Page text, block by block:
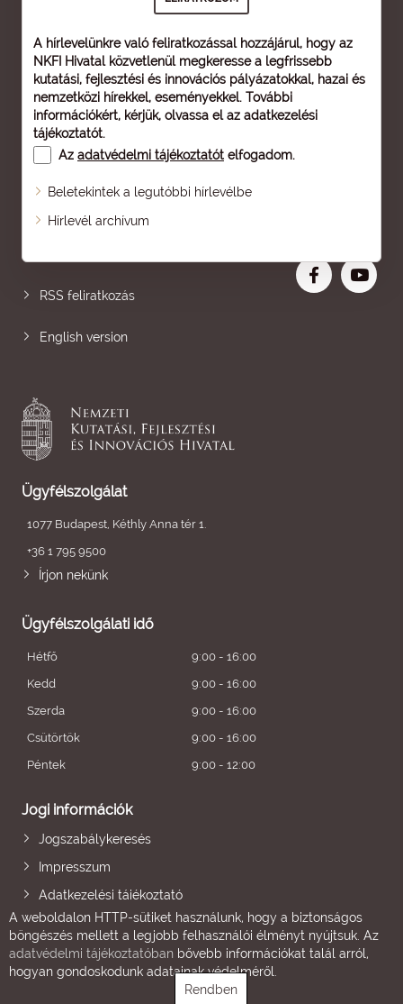
A hírlevelünkre való feliratkozással hozzájárul, hogy az
NKFI Hivatal közvetlenül megkeresse a legfrissebb
kutatási, fejlesztési és innovációs pályázatokkal, hazai és
nemzetközi hírekkel, eseményekkel. További
információkért, kérjük, olvassa el az adatkezelési
tájékoztatót.
Az adatvédelmi tájékoztatót elfogadom.
Beletekintek a legutóbbi hírlevélbe
Hírlevél archívum
Oldaltérkép
RSS feliratkozás
English version
Ügyfélszolgálat
1077 Budapest, Kéthly Anna tér 1.
+36 1 795 9500
Írjon nekünk
Ügyfélszolgálati idő
Hétfő
9:00 - 16:00
Kedd
9:00 - 16:00
Szerda
9:00 - 16:00
Csütörtök
9:00 - 16:00
Péntek
9:00 - 12:00
Jogi információk
Jogszabálykeresés
Impresszum
Adatkezelési tájékoztató
A weboldalon HTTP-sütiket használunk, hogy a biztonságos
böngészés mellett a legjobb felhasználói élményt nyújtsuk. Az
adatvédelmi tájékoztatóban bővebb információkat talál arról,
hogyan gondoskodunk adatainak védelméről.
Rendben